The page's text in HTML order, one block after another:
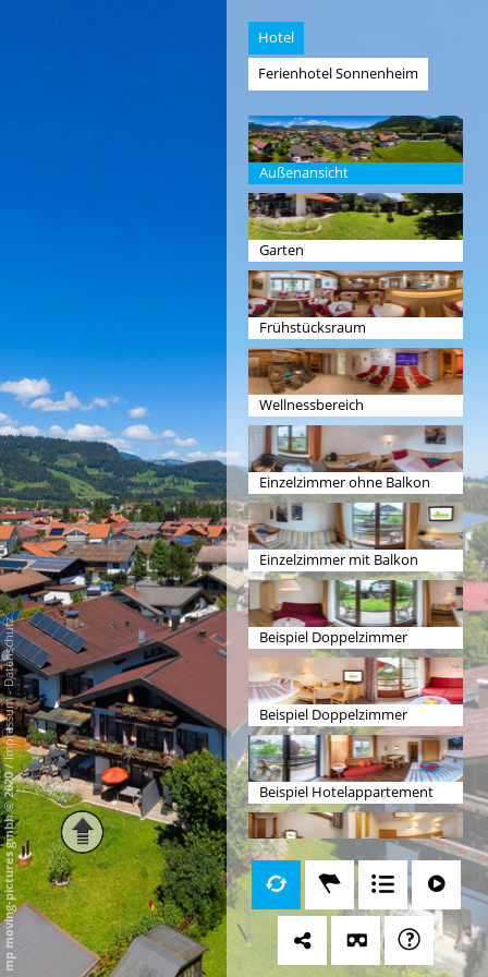
Hotel
Ferienhotel Sonnenheim
Außenansicht
Garten
Frühstücksraum
Wellnessbereich
Einzelzimmer ohne Balkon
Einzelzimmer mit Balkon
Beispiel Doppelzimmer
Beispiel Doppelzimmer
Beispiel Hotelappartement
Familiensuite Schlafzimmer
mp moving-pictures gmbh © 2020
/
Impressum
-
Datenschutz